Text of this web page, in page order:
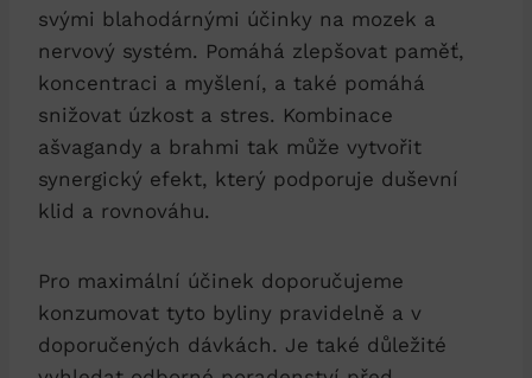
svými blahodárnými účinky na mozek a
nervový systém. Pomáhá zlepšovat paměť,
koncentraci a myšlení, a také pomáhá
snižovat úzkost a stres. Kombinace
ašvagandy a brahmi tak může vytvořit
synergický efekt, který podporuje duševní
klid a rovnováhu.
Pro maximální účinek doporučujeme
konzumovat tyto byliny pravidelně a v
doporučených dávkách. Je také důležité